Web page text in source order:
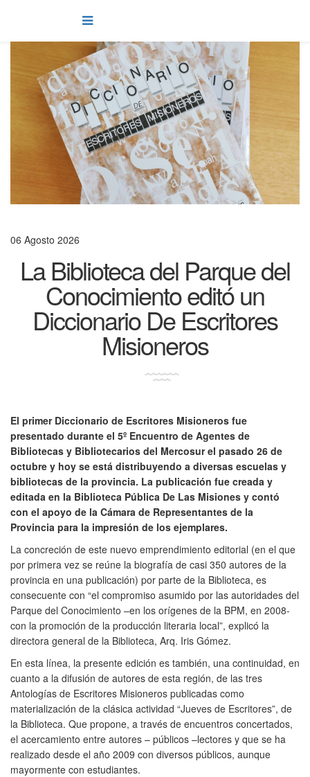
06 Agosto 2026
La Biblioteca del Parque del
Conocimiento editó un
Diccionario De Escritores
Misioneros
El primer Diccionario de Escritores Misioneros fue
presentado durante el 5º Encuentro de Agentes de
Bibliotecas y Bibliotecarios del Mercosur el pasado 26 de
octubre y hoy se está distribuyendo a diversas escuelas y
bibliotecas de la provincia. La publicación fue creada y
editada en la Biblioteca Pública De Las Misiones y contó
con el apoyo de la Cámara de Representantes de la
Provincia para la impresión de los ejemplares.
La concreción de este nuevo emprendimiento editorial (en el que
por primera vez se reúne la biografía de casi 350 autores de la
provincia en una publicación) por parte de la Biblioteca, es
consecuente con “el compromiso asumido por las autoridades del
Parque del Conocimiento –en los orígenes de la BPM, en 2008-
con la promoción de la producción literaria local”, explicó la
directora general de la Biblioteca, Arq. Iris Gómez.
En esta línea, la presente edición es también, una continuidad, en
cuanto a la difusión de autores de esta región, de las tres
Antologías de Escritores Misioneros publicadas como
materialización de la clásica actividad “Jueves de Escritores”, de
la Biblioteca. Que propone, a través de encuentros concertados,
el acercamiento entre autores – públicos –lectores y que se ha
realizado desde el año 2009 con diversos públicos, aunque
mayormente con estudiantes.